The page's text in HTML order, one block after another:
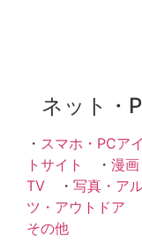
ネット・
・ スマホ・PCア
トサイト
・ 漫画
TV ・ 写真・ア
ツ・アウトドア
その他